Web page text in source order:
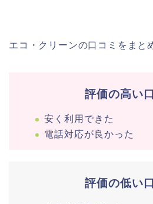
エコ・クリーンの口コミをまと
評価の高い
安く利用できた
電話対応が良かった
評価の低い